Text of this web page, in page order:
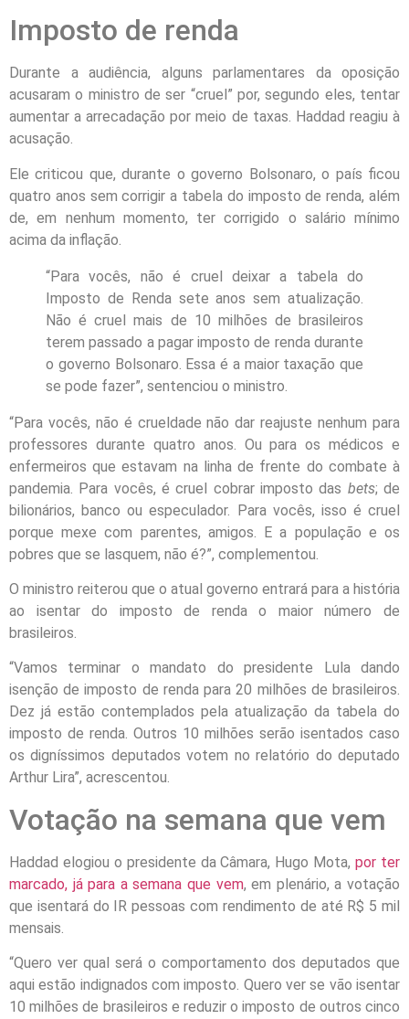
Imposto de renda
Durante a audiência, alguns parlamentares da oposição
acusaram o ministro de ser “cruel” por, segundo eles, tentar
aumentar a arrecadação por meio de taxas. Haddad reagiu à
acusação.
Ele criticou que, durante o governo Bolsonaro, o país ficou
quatro anos sem corrigir a tabela do imposto de renda, além
de, em nenhum momento, ter corrigido o salário mínimo
acima da inflação.
“Para vocês, não é cruel deixar a tabela do
Imposto de Renda sete anos sem atualização.
Não é cruel mais de 10 milhões de brasileiros
terem passado a pagar imposto de renda durante
o governo Bolsonaro. Essa é a maior taxação que
se pode fazer”, sentenciou o ministro.
“Para vocês, não é crueldade não dar reajuste nenhum para
professores durante quatro anos. Ou para os médicos e
enfermeiros que estavam na linha de frente do combate à
pandemia. Para vocês, é cruel cobrar imposto das bets; de
bilionários, banco ou especulador. Para vocês, isso é cruel
porque mexe com parentes, amigos. E a população e os
pobres que se lasquem, não é?”, complementou.
O ministro reiterou que o atual governo entrará para a história
ao isentar do imposto de renda o maior número de
brasileiros.
“Vamos terminar o mandato do presidente Lula dando
isenção de imposto de renda para 20 milhões de brasileiros.
Dez já estão contemplados pela atualização da tabela do
imposto de renda. Outros 10 milhões serão isentados caso
os digníssimos deputados votem no relatório do deputado
Arthur Lira”, acrescentou.
Votação na semana que vem
Haddad elogiou o presidente da Câmara, Hugo Mota,por ter
marcado, já para a semana que vem, em plenário, a votação
que isentará do IR pessoas com rendimento de até R$ 5 mil
mensais.
“Quero ver qual será o comportamento dos deputados que
aqui estão indignados com imposto. Quero ver se vão isentar
10 milhões de brasileiros e reduzir o imposto de outros cinco